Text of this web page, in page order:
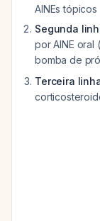
AINEs tópicos
Segunda
por AINE oral
bomba de
Terceira